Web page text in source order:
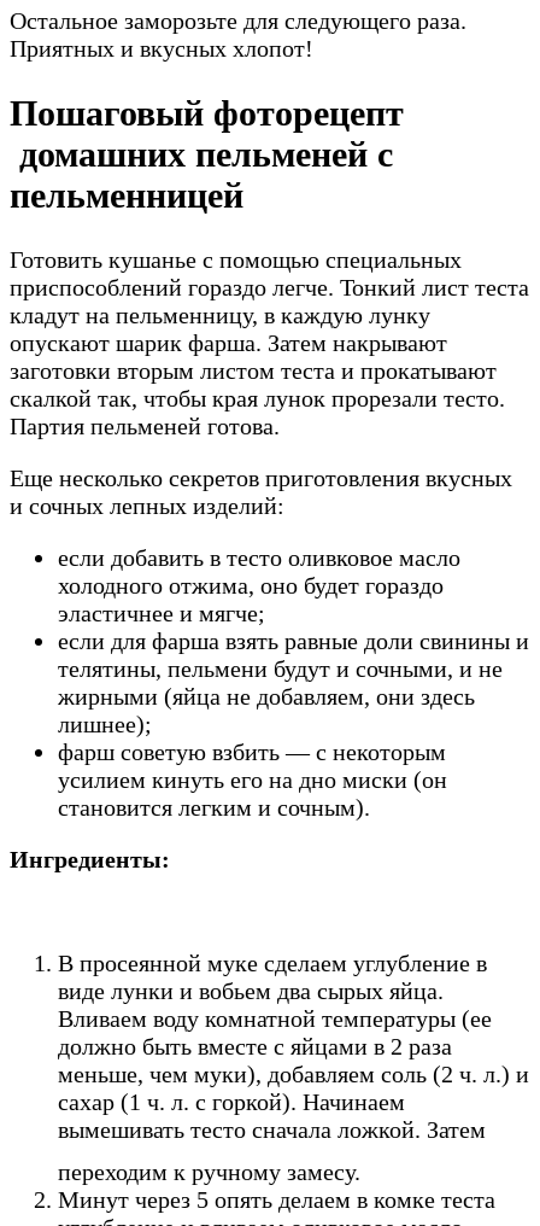
Остальное заморозьте для следующего раза.
Приятных и вкусных хлопот!
Пошаговый фоторецепт
домашних пельменей с
пельменницей
Готовить кушанье с помощью специальных
приспособлений гораздо легче. Тонкий лист теста
кладут на пельменницу, в каждую лунку
опускают шарик фарша. Затем накрывают
заготовки вторым листом теста и прокатывают
скалкой так, чтобы края лунок прорезали тесто.
Партия пельменей готова.
Еще несколько секретов приготовления вкусных
и сочных лепных изделий:
если добавить в тесто оливковое масло
холодного отжима, оно будет гораздо
эластичнее и мягче;
если для фарша взять равные доли свинины и
телятины, пельмени будут и сочными, и не
жирными (яйца не добавляем, они здесь
лишнее);
фарш советую взбить — с некоторым
усилием кинуть его на дно миски (он
становится легким и сочным).
Ингредиенты:
В просеянной муке сделаем углубление в
виде лунки и вобьем два сырых яйца.
Вливаем воду комнатной температуры (ее
должно быть вместе с яйцами в 2 раза
меньше, чем муки), добавляем соль (2 ч. л.) и
сахар (1 ч. л. с горкой). Начинаем
вымешивать тесто сначала ложкой. Затем
переходим к ручному замесу.
Минут через 5 опять делаем в комке теста